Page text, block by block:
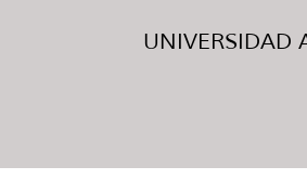
UNIVERSIDAD